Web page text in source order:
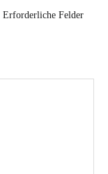
Erforderliche Felder